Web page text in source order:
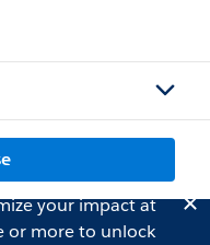
your impact at
or more to unlock